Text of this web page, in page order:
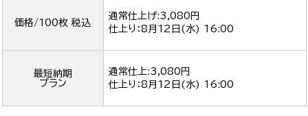
価格/100枚 税込
通常仕上げ:3,080円
仕上り：8月12日(水) 16:00
最短納期
プラン
通常仕上:3,080円
仕上り：8月12日(水) 16:00